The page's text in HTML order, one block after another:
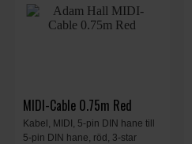
MIDI-Cable 0.75m Red
Kabel, MIDI, 5-pin DIN hane till
5-pin DIN hane, röd, 3-star